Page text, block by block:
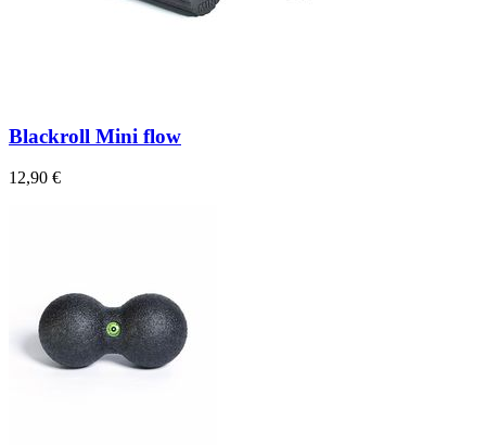
Blackroll Mini flow
12,90 €